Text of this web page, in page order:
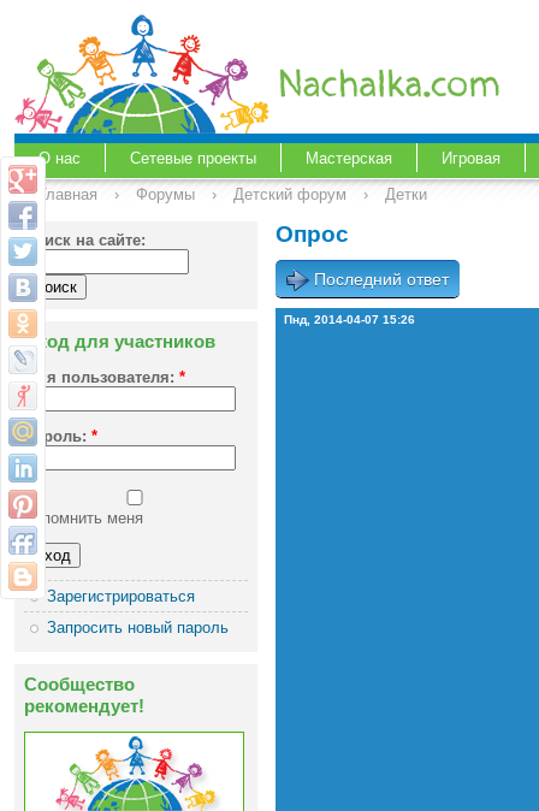
О нас Сетевые проекты Мастерская
Игровая
Главная
› Форумы › Детский форум › Детки
Поиск на сайте:
Вход для участников
Имя пользователя: *
Пароль: *
Запомнить меня
Зарегистрироваться
Запросить новый пароль
Сообщество
рекомендует!
Опрос
Последний ответ
Пнд, 2014-04-07 15:26